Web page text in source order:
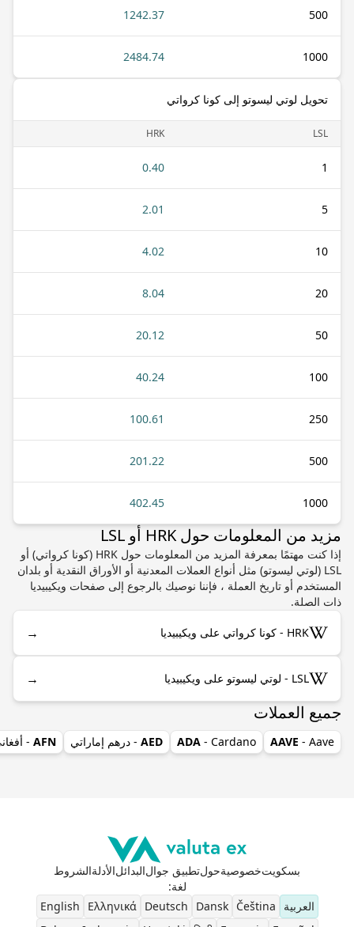
500
1242.37
1000
2484.74
تحويل لوتي ليسوتو إلى كونا كرواتي
LSL
HRK
1
0.40
5
2.01
10
4.02
20
8.04
50
20.12
100
40.24
250
100.61
500
201.22
1000
402.45
مزيد من المعلومات حول HRK أو LSL
إذا كنت مهتمًا بمعرفة المزيد من المعلومات حول HRK (كونا كرواتي) أو
LSL (لوتي ليسوتو) مثل أنواع العملات المعدنية أو الأوراق النقدية أو بلدان
المستخدم أو تاريخ العملة ، فإننا نوصيك بالرجوع إلى صفحات ويكيبيديا
ذات الصلة.
HRK - كونا كرواتي على ويكيبيديا →
LSL - لوتي ليسوتو على ويكيبيديا →
جميع العملات
AAVE - Aave
ADA - Cardano
AED - درهم إماراتي AFN
-
بسكويتخصوصيةحولتطبيق جوالالبدائلالأدلةالشروط
لغة:
العربية
Čeština
Dansk
Deutsch
Ελληνικά
English